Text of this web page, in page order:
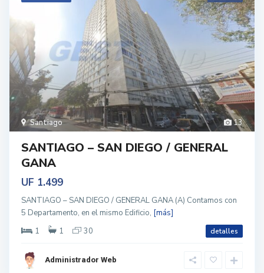
13
Santiago
SANTIAGO – SAN DIEGO / GENERAL
GANA
UF 1.499
SANTIAGO – SAN DIEGO / GENERAL GANA (A) Contamos con
5 Departamento, en el mismo Edificio, [más]
1
1 30 detalles
Administrador Web